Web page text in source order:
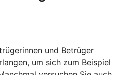
und Betrüger
um sich zum Beispiel